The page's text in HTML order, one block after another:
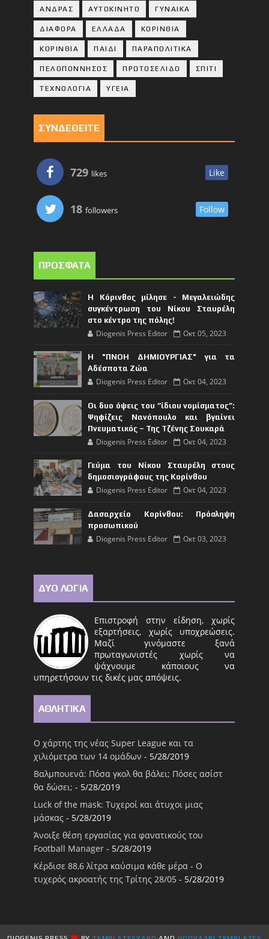
ΑΝΔΡΑΣ ΑΥΤΟΚΙΝΗΤΟ ΓΥΝΑΙΚΑ
ΔΙΑΦΟΡΑ ΕΛΛΑΔΑ ΚΟΡΙΝΘΙΑ
ΚΟΡΙΝΘΙA ΠΑΙΔΙ ΠΑΡΑΠΟΛΙΤΙΚΑ
ΠΕΛΟΠΟΝΝΗΣΟΣ ΠΡΩΤΟΣΕΛΙΔΟ ΣΠΙΤΙ
ΤΕΧΝΟΛΟΓΙΑ ΥΓΕΙΑ
ΣΥΝΔΕΘΕΙΤΕ
729 likes Like
18 followers Follow
ΠΡΟΣΦΑΤΑ
Η Κόρινθος μίλησε - Μεγαλειώδης
συγκέντρωση του Νίκου Σταυρέλη
στο κέντρο της πόλης!
Diogenis Press Editor Οκτ 05, 2023
Η "ΠΝΟΗ ΔΗΜΙΟΥΡΓΙΑΣ" για τα
Αδέσποτα Ζώα
Diogenis Press Editor Οκτ 04, 2023
Οι δυο όψεις του “ίδιου νομίσματος”:
Ψηφίζεις Νανόπουλο και βγαίνει
Πνευματικός – Της Τζένης Σουκαρά
Diogenis Press Editor Οκτ 04, 2023
Γεύμα του Νίκου Σταυρέλη στους
δημοσιογράφους της Κορίνθου
Diogenis Press Editor Οκτ 04, 2023
Δασαρχείο Κορίνθου: Πρόσληψη
προσωπικού
Diogenis Press Editor Οκτ 03, 2023
ΔΥΟ ΛΟΓΙΑ
Επιστροφή στην είδηση, χωρίς
εξαρτήσεις, χωρίς υποχρεώσεις.
Μαζί γινόμαστε ξανά
πρωταγωνιστές χωρίς να
ψάχνουμε κάποιους να
υπηρετήσουν τις δικές μας απόψεις.
ΑΘΛΗΤΙΚΑ
Ο χάρτης της νέας Super League και τα
χιλιόμετρα των 14 ομάδων - 5/28/2019
Βαλμπουενά: Πόσα γκολ θα βάλει; Πόσες ασίστ
θα δώσει; - 5/28/2019
Luck of the mask: Τυχεροί και άτυχοι μιας
μάσκας - 5/28/2019
Άνοιξε θέση εργασίας για φανατικούς του
Football Μanager - 5/28/2019
Κέρδισε 88,6 λίτρα καύσιμα κάθε μέρα - Ο
τυχερός ακροατής της Τρίτης 28/05 - 5/28/2019